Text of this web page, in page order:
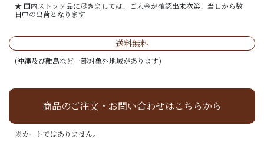
★ 国内ストック品に尽きましては、ご入金が確認出来次第、当日から数
日中の出荷となります
送料無料
(沖縄及び離島など一部対象外地域があります)
商品のご注文・お問い合わせはこちらから
※カートではありません。